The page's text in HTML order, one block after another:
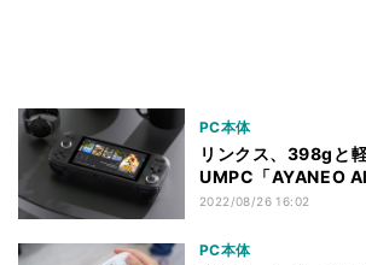
PC本体
リンクス、398gと
UMPC「AYANEO
2022/08/26 16:02
PC本体